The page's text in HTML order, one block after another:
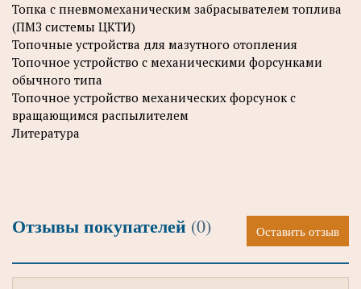
Топка с пневмомеханическим забрасывателем топлива
(ПМЗ системы ЦКТИ)
Топочные устройства для мазутного отопления
Топочное устройство с механическими форсунками
обычного типа
Топочное устройство механических форсунок с
вращающимся распылителем
Литература
Отзывы покупателей (0) Оставить отзыв